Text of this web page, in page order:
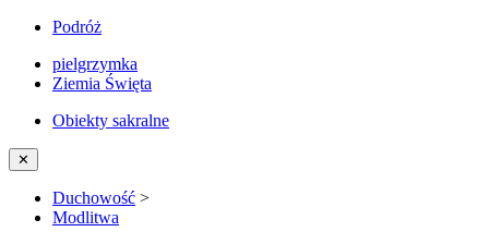
Podróż
pielgrzymka
Ziemia Święta
Obiekty sakralne
✕
Duchowość >
Modlitwa